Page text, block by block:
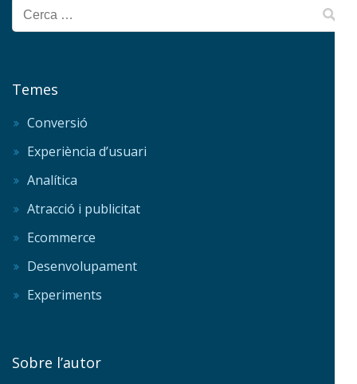
Cerca:
Temes
Conversió
Experiència d’usuari
Analítica
Atracció i publicitat
Ecommerce
Desenvolupament
Experiments
Sobre l’autor